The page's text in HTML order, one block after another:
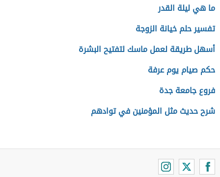
ما هي ليلة القدر
تفسير حلم خيانة الزوجة
أسهل طريقة لعمل ماسك لتفتيح البشرة
حكم صيام يوم عرفة
فروع جامعة جدة
شرح حديث مثل المؤمنين في توادهم